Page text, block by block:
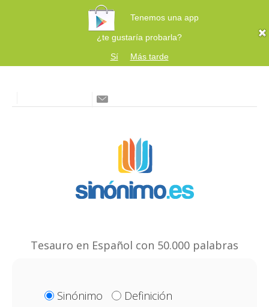
Tenemos una app
¿te gustaría probarla?
Sí
Más tarde
Tesauro en Español con 50.000 palabras
Sinónimo
Definición